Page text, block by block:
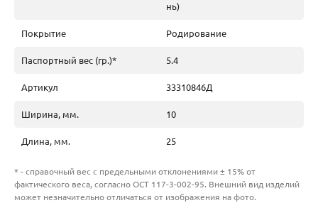
нь)
Покрытие Родирование
Паспортный вес (гр.)* 5.4
Артикул 33310846Д
Ширина, мм. 10
Длина, мм. 25
* - справочный вес с предельными отклонениями ± 15% от
фактического веса, согласно ОСТ 117-3-002-95. Внешний вид изделий
может незначительно отличаться от изображения на фото.